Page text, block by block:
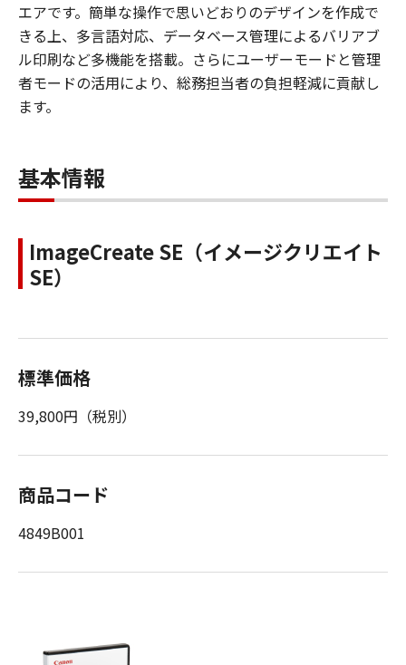
エアです。簡単な操作で思いどおりのデザインを作成で
きる上、多言語対応、データベース管理によるバリアブ
ル印刷など多機能を搭載。さらにユーザーモードと管理
者モードの活用により、総務担当者の負担軽減に貢献し
ます。
基本情報
ImageCreate SE（イメージクリエイト
SE）
標準価格
39,800円（税別）
商品コード
4849B001